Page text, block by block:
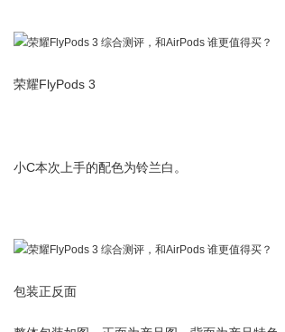
荣耀FlyPods 3
小C本次上手的配色为铃兰白。
包装正反面